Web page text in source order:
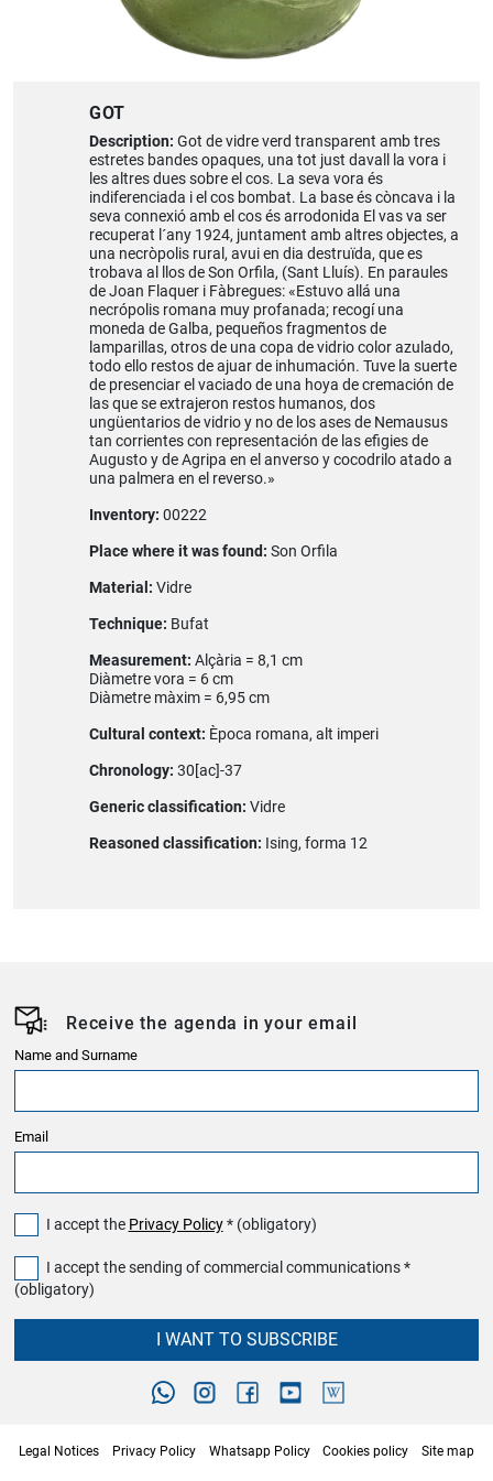
GOT
Description: Got de vidre verd transparent amb tres
estretes bandes opaques, una tot just davall la vora i
les altres dues sobre el cos. La seva vora és
indiferenciada i el cos bombat. La base és còncava i la
seva connexió amb el cos és arrodonida El vas va ser
recuperat l´any 1924, juntament amb altres objectes, a
una necròpolis rural, avui en dia destruïda, que es
trobava al llos de Son Orfila, (Sant Lluís). En paraules
de Joan Flaquer i Fàbregues: «Estuvo allá una
necrópolis romana muy profanada; recogí una
moneda de Galba, pequeños fragmentos de
lamparillas, otros de una copa de vidrio color azulado,
todo ello restos de ajuar de inhumación. Tuve la suerte
de presenciar el vaciado de una hoya de cremación de
las que se extrajeron restos humanos, dos
ungüentarios de vidrio y no de los ases de Nemausus
tan corrientes con representación de las efigies de
Augusto y de Agripa en el anverso y cocodrilo atado a
una palmera en el reverso.»
Inventory: 00222
Place where it was found: Son Orfila
Material: Vidre
Technique: Bufat
Measurement: Alçària = 8,1 cm
Diàmetre vora = 6 cm
Diàmetre màxim = 6,95 cm
Cultural context: Època romana, alt imperi
Chronology: 30[ac]-37
Generic classification: Vidre
Reasoned classification: Ising, forma 12
Receive the agenda in your email
Name and Surname
Email
I accept the Privacy Policy* (obligatory)
I accept the sending of commercial communications *
(obligatory)
I WANT TO SUBSCRIBE
Legal Notices Privacy Policy Whatsapp Policy Cookies policy Site map